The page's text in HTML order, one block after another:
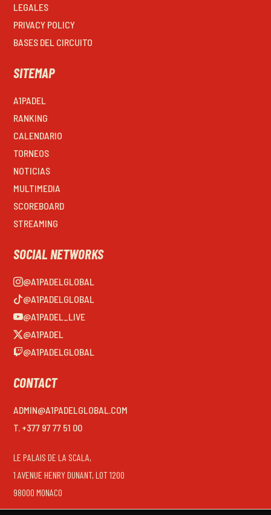
LEGALES
PRIVACY POLICY
BASES DEL CIRCUITO
SITEMAP
A1PADEL
RANKING
CALENDARIO
TORNEOS
NOTICIAS
MULTIMEDIA
SCOREBOARD
STREAMING
SOCIAL NETWORKS
@A1PADELGLOBAL
@A1PADELGLOBAL
@A1PADEL_LIVE
@A1PADEL
@A1PADELGLOBAL
CONTACT
ADMIN@A1PADELGLOBAL.COM
T. +377 97 77 51 00
LE PALAIS DE LA SCALA,
1 AVENUE HENRY DUNANT, LOT 1200
98000 MONACO